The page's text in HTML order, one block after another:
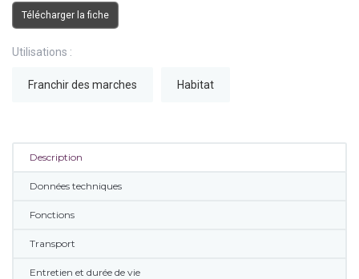
Télécharger la fiche
Utilisations :
Franchir des marches Habitat
Description
Données techniques
Fonctions
Transport
Entretien et durée de vie